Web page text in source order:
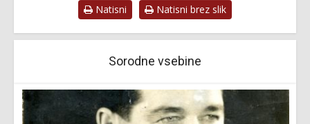
Natisni Natisni brez slik
Sorodne vsebine